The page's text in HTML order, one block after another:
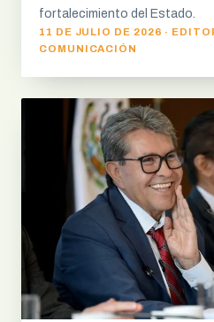
fortalecimiento del Estado.
11 DE JULIO DE 2026 ·
COMUNICACIÓN